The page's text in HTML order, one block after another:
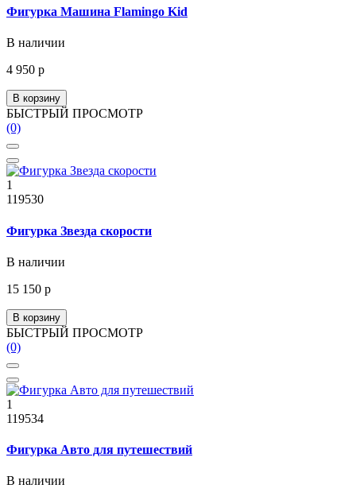
Фигурка Машина Flamingo Kid
В наличии
4 950 р
В корзину
БЫСТРЫЙ ПРОСМОТР
(0)
1
119530
Фигурка Звезда скорости
В наличии
15 150 р
В корзину
БЫСТРЫЙ ПРОСМОТР
(0)
1
119534
Фигурка Авто для путешествий
В наличии